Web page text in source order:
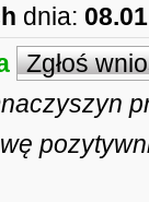
dnia:
Zgłoś